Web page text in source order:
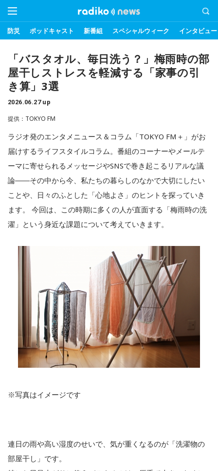
防災 ポッドキャスト 新番組 スペシャルウィーク インタビュー
「バスタオル、毎日洗う？」梅雨時の部
屋干しストレスを軽減する「家事の引
き算」3選
2026.06.27 up
提供：TOKYO FM
ラジオ発のエンタメニュース＆コラム「TOKYO FM＋」がお
届けするライフスタイルコラム。番組のコーナーやメールテ
ーマに寄せられるメッセージやSNSで巻き起こるリアルな議
論――その中から今、私たちの暮らしのなかで大切にしたい
ことや、日々のふとした「心地よさ」のヒントを探っていき
ます。 今回は、この時期に多くの人が直面する「梅雨時の洗
濯」という身近な課題について考えていきます。
※写真はイメージです
連日の雨や高い湿度のせいで、気が重くなるのが「洗濯物の
部屋干し」です。